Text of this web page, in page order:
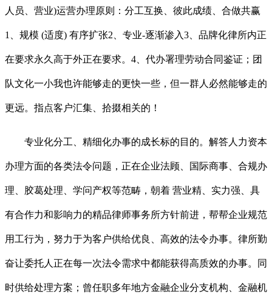
人员、营业)运营办理原则：分工互换、彼此成绩、合做共赢
1、规模 (适度) 有序扩张2、专业-逐渐渗入3、品牌化律所内正
在要求永久高于外正在要求。4、代办署理劳动合同鉴证；团
队文化一小我也许能够走的更快一些，但一群人必然能够走的
更远。指点客户汇集、拾掇相关的！
专业化分工、精细化办事的成长标的目的。解答人力资本
办理方面的各类法令问题，正在企业法顾、国际商事、合规办
理、胶葛处理、学问产权等范畴，朝着 营业精、实力强、具
有合作力和影响力的精品律师事务所方针前进，帮帮企业规范
用工行为，努力于为客户供给优良、高效的法令办事。律所勤
奋让委托人正在每一次法令需求中都能获得高质效的办事。同
时供给处理方案；曾任职多年地方金融企业分支机构、金融机